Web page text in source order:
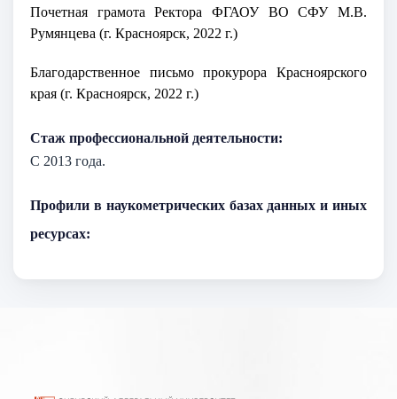
Почетная грамота Ректора ФГАОУ ВО СФУ М.В.
Румянцева (г. Красноярск, 2022 г.)
Благодарственное письмопрокурора Красноярского
края (г. Красноярск, 2022 г.)
Стаж профессиональной деятельности:
С 2013 года.
Профили в наукометрических базах данных и иных
ресурсах: